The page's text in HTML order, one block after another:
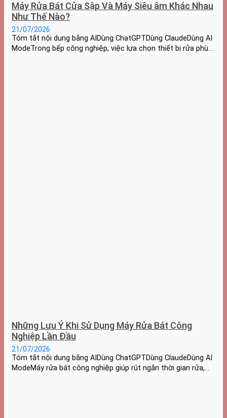
Máy Rửa Bát Cửa Sập Và Máy Siêu âm Khác Nhau
Như Thế Nào?
21/07/2026
Tóm tắt nội dung bằng AIDùng ChatGPTDùng ClaudeDùng AI
ModeTrong bếp công nghiệp, việc lựa chọn thiết bị rửa phù…
Những Lưu Ý Khi Sử Dụng Máy Rửa Bát Công
Nghiệp Lần Đầu
21/07/2026
Tóm tắt nội dung bằng AIDùng ChatGPTDùng ClaudeDùng AI
ModeMáy rửa bát công nghiệp giúp rút ngắn thời gian rửa,…